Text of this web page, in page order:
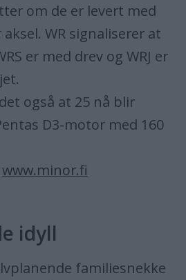
om de er levert med
WR signaliserer at
er med drev og WRJ er
også at 25 nå blir
D3-motor med 160
www.minor.fi
idyll
familiesnekke